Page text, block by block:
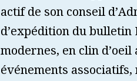
actif de son conseil
d’expédition du
modernes, en clin
événements